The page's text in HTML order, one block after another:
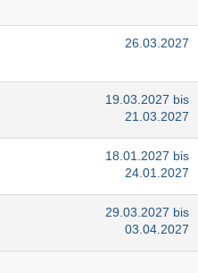
26.03.2027
19.03.2027 bis
21.03.2027
18.01.2027 bis
24.01.2027
29.03.2027 bis
03.04.2027